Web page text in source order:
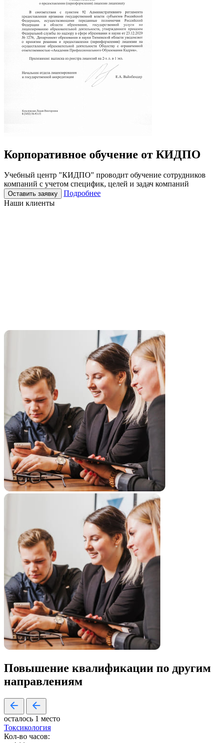
Корпоративное обучение от КИДПО
Учебный центр "КИДПО" проводит обучение сотрудников
компаний с учетом специфик, целей и задач компаний
Оставить заявку
Подробнее
Наши клиенты
Повышение квалификации по другим
направлениям
осталось 1 место
Токсикология
Кол-во часов: